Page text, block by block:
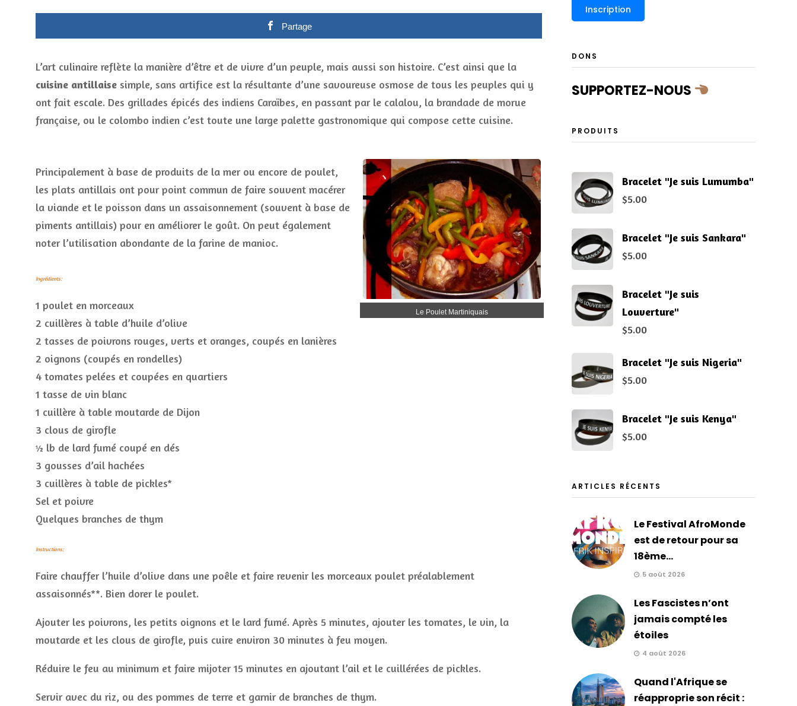
Partage
L’art culinaire reflète la manière d’être et de vivre d’un peuple, mais aussi son histoire. C’est ainsi que la
cuisine antillaise simple, sans artifice est la résultante d’une savoureuse osmose de tous les peuples qui y
ont fait escale. Des grillades épicés des indiens Caraïbes, en passant par le calalou, la brandade de morue
française, ou le colombo indien c’est toute une large palette gastronomique qui compose cette cuisine.
Le Poulet Martiniquais
Principalement à base de produits de la mer ou encore de poulet,
les plats antillais ont pour point commun de faire souvent macérer
la viande et le poisson dans un assaisonnement (souvent à base de
piments antillais) pour en améliorer le goût. On peut également
noter l’utilisation abondante de la farine de manioc.
Ingrédients:
1 poulet en morceaux
2 cuillères à table d’huile d’olive
2 tasses de poivrons rouges, verts et oranges, coupés en lanières
2 oignons (coupés en rondelles)
4 tomates pelées et coupées en quartiers
1 tasse de vin blanc
1 cuillère à table moutarde de Dijon
3 clous de girofle
½ lb de lard fumé coupé en dés
3 gousses d’ail hachées
3 cuillères à table de pickles*
Sel et poivre
Quelques branches de thym
Instructions:
Faire chauffer l’huile d’olive dans une poêle et faire revenir les morceaux poulet préalablement
assaisonnés**. Bien dorer le poulet.
Ajouter les poivrons, les petits oignons et le lard fumé. Après 5 minutes, ajouter les tomates, le vin, la
moutarde et les clous de girofle, puis cuire environ 30 minutes à feu moyen.
Réduire le feu au minimum et faire mijoter 15 minutes en ajoutant l’ail et le cuillérées de pickles.
Servir avec du riz, ou des pommes de terre et garnir de branches de thym.
DONS
SUPPORTEZ-NOUS
PRODUITS
Bracelet "Je suis Lumumba"
$5.00
Bracelet "Je suis Sankara"
$5.00
Bracelet "Je suis
Louverture"
$5.00
Bracelet "Je suis Nigeria"
$5.00
Bracelet "Je suis Kenya"
$5.00
ARTICLES RÉCENTS
Le Festival AfroMonde
est de retour pour sa
18ème...
5 août 2026
Les Fascistes n’ont
jamais compté les
étoiles
4 août 2026
Quand l'Afrique se
réapproprie son récit :